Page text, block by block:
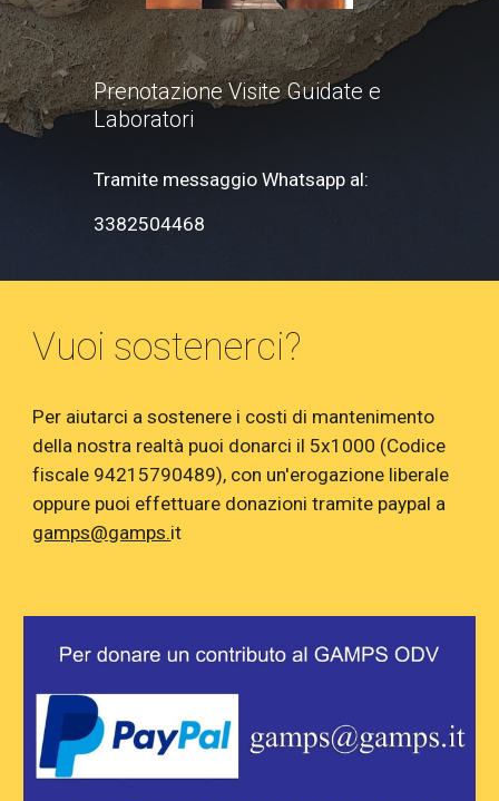
Prenotazione Visite Guidate e
Laboratori
Tramite messaggio Whatsapp al:
3382504468
Vuoi sostenerci?
Per aiutarci a sostenere i costi di mantenimento
della nostra realtà puoi donarci il 5x1000 (Codice
fiscale 94215790489), con un'erogazione liberale
oppure puoi effettuare donazioni tramite paypal a
gamps@gamps.it